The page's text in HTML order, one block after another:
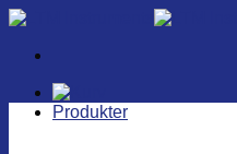
Fortsæt
indhold
Produkter